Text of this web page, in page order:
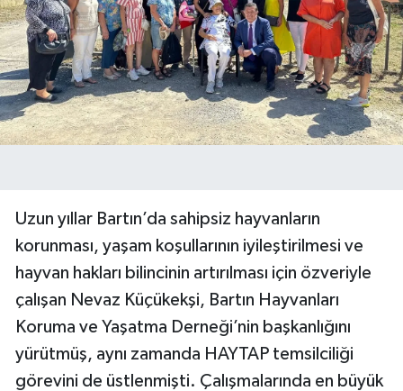
Uzun yıllar Bartın’da sahipsiz hayvanların
korunması, yaşam koşullarının iyileştirilmesi ve
hayvan hakları bilincinin artırılması için özveriyle
çalışan Nevaz Küçükekşi, Bartın Hayvanları
Koruma ve Yaşatma Derneği’nin başkanlığını
yürütmüş, aynı zamanda HAYTAP temsilciliği
görevini de üstlenmişti. Çalışmalarında en büyük